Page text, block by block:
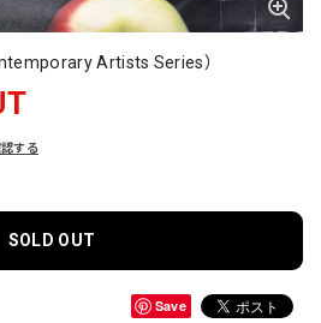
Artists Series）
する
SOLD OUT
Save